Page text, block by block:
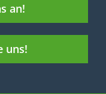
an!
uns!